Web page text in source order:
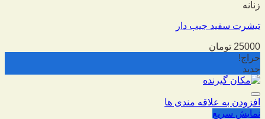
زنانه
تیشرت سفید جیب دار
25000 تومان
حراج!
جدید
افزودن به علاقه مندی ها
نمایش سریع